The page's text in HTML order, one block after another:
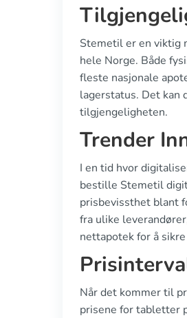
Stemetil er en viktig
hele Norge. Både
fleste nasjonale
lagerstatus. Det kan
tilgjengeligheten.
Trender
I en tid hvor
bestille Stemetil
prisbevissthet blant
fra ulike
nettapotek for å
Når det kommer til
prisene for tabletter